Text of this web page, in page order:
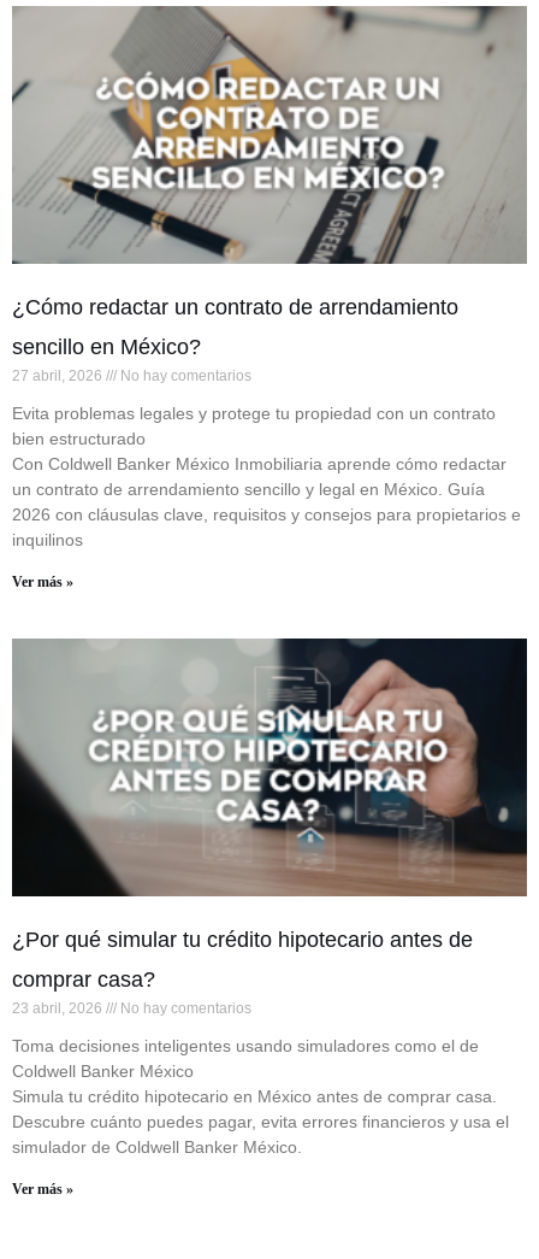
¿Cómo redactar un contrato de arrendamiento
sencillo en México?
27 abril, 2026 No hay comentarios
Evita problemas legales y protege tu propiedad con un contrato
bien estructurado
Con Coldwell Banker México Inmobiliaria aprende cómo redactar
un contrato de arrendamiento sencillo y legal en México. Guía
2026 con cláusulas clave, requisitos y consejos para propietarios e
inquilinos
Ver más »
¿Por qué simular tu crédito hipotecario antes de
comprar casa?
23 abril, 2026 No hay comentarios
Toma decisiones inteligentes usando simuladores como el de
Coldwell Banker México
Simula tu crédito hipotecario en México antes de comprar casa.
Descubre cuánto puedes pagar, evita errores financieros y usa el
simulador de Coldwell Banker México.
Ver más »